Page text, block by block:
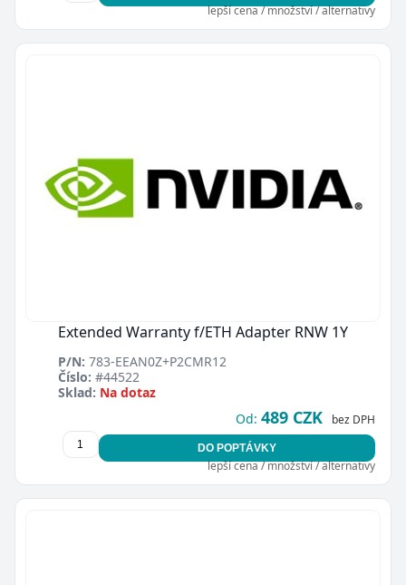
lepší cena / množství / alternativy
Extended Warranty f/ETH Adapter RNW 1Y
P/N: 783-EEAN0Z+P2CMR12
Číslo: #44522
Sklad: Na dotaz
Od: 489 CZK bez DPH
DO POPTÁVKY
lepší cena / množství / alternativy